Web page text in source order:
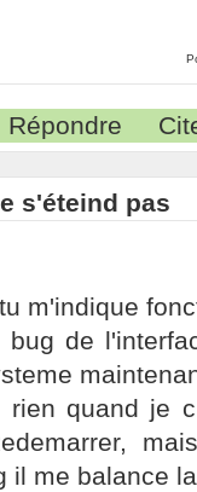
Répondre
s'éteind pas
m'indique
bug de
quand je
il me balance